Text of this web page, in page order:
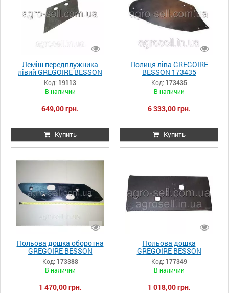
Леміш передплужника
лівий GREGOIRE BESSON
19113
Код: 19113
В наличии
649,00 грн.
Купить
Полиця ліва GREGOIRE
BESSON 173435
Код: 173435
В наличии
6 333,00 грн.
Купить
Польова дошка оборотна
GREGOIRE BESSON
173388
Код: 173388
В наличии
1 470,00 грн.
Польова дошка
GREGOIRE BESSON
177349
Код: 177349
В наличии
1 018,00 грн.